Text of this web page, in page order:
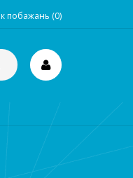
побажань (0)